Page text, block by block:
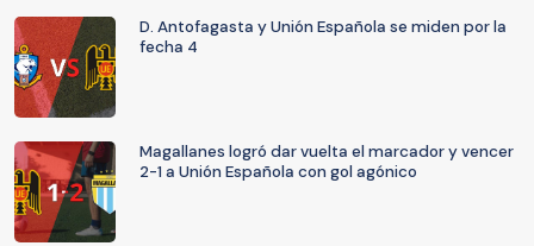
D. Antofagasta y Unión Española se miden por la
fecha 4
Magallanes logró dar vuelta el marcador y vencer
2-1 a Unión Española con gol agónico